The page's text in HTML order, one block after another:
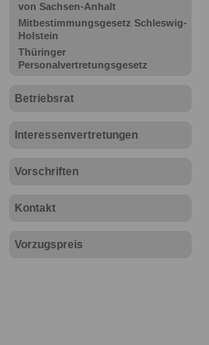
von Sachsen-Anhalt
Mitbestimmungsgesetz Schleswig-
Holstein
Thüringer
Personalvertretungsgesetz
Betriebsrat
Interessenvertretungen
Vorschriften
Kontakt
Vorzugspreis